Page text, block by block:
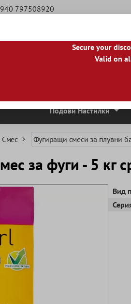
797508920
|ES| PL|
Подови Настилки
Фугиращи смеси за плувни
за фуги - 5 кг
Вид
Secure your
Valid on